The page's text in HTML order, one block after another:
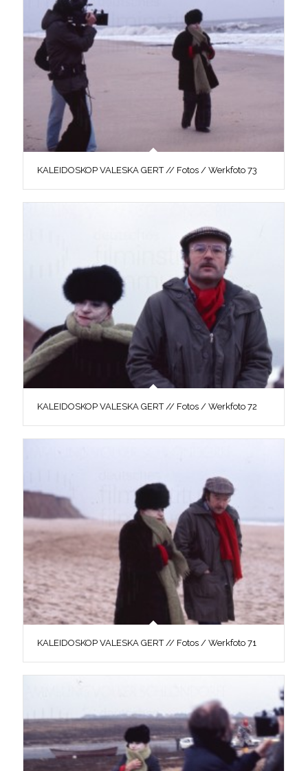
KALEIDOSKOP VALESKA GERT // Fotos / Werkfoto 73
KALEIDOSKOP VALESKA GERT // Fotos / Werkfoto 72
KALEIDOSKOP VALESKA GERT // Fotos / Werkfoto 71